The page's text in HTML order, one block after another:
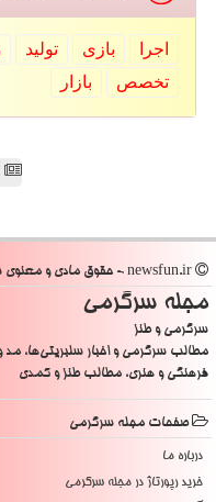
اجرا بازی تولید
تخصص
بازار
مجله سرگرمی
سرگرمی و طنز
مطالب سرگرمی و اخبار سلبریتی‌ها، مد و
فرهنگی و هنری، مطالب طنز و کمدی
صفحات مجله سرگرمی
درباره ما
خرید رپورتاژ در مجله سرگرمی